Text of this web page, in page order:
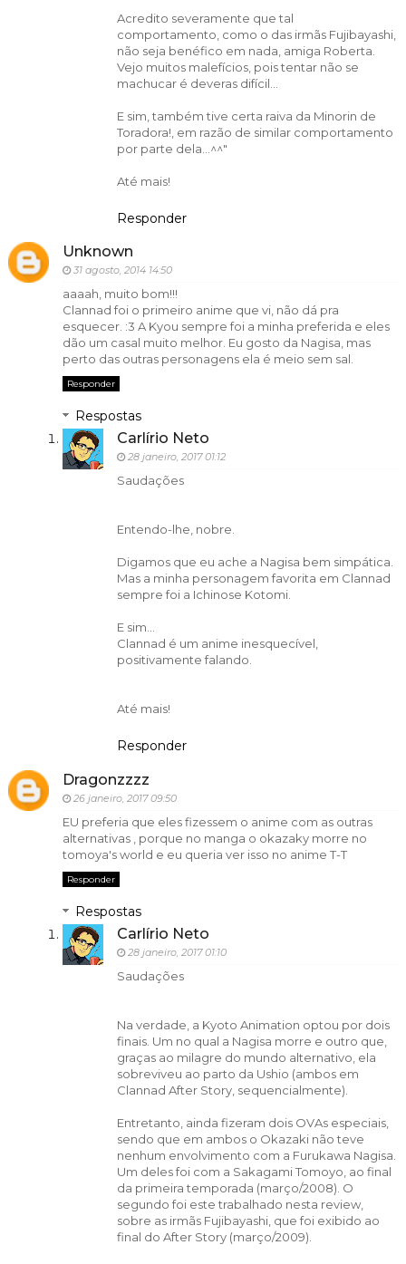
Acredito severamente que tal
comportamento, como o das irmãs Fujibayashi,
não seja benéfico em nada, amiga Roberta.
Vejo muitos malefícios, pois tentar não se
machucar é deveras difícil...
E sim, também tive certa raiva da Minorin de
Toradora!, em razão de similar comportamento
por parte dela...^^"
Até mais!
Responder
Unknown
31 agosto, 2014 14:50
aaaah, muito bom!!!
Clannad foi o primeiro anime que vi, não dá pra
esquecer. :3 A Kyou sempre foi a minha preferida e eles
dão um casal muito melhor. Eu gosto da Nagisa, mas
perto das outras personagens ela é meio sem sal.
Responder
Respostas
Carlírio Neto
28 janeiro, 2017 01:12
Saudações
Entendo-lhe, nobre.
Digamos que eu ache a Nagisa bem simpática.
Mas a minha personagem favorita em Clannad
sempre foi a Ichinose Kotomi.
E sim...
Clannad é um anime inesquecível,
positivamente falando.
Até mais!
Responder
Dragonzzzz
26 janeiro, 2017 09:50
EU preferia que eles fizessem o anime com as outras
alternativas , porque no manga o okazaky morre no
tomoya's world e eu queria ver isso no anime T-T
Responder
Respostas
Carlírio Neto
28 janeiro, 2017 01:10
Saudações
Na verdade, a Kyoto Animation optou por dois
finais. Um no qual a Nagisa morre e outro que,
graças ao milagre do mundo alternativo, ela
sobreviveu ao parto da Ushio (ambos em
Clannad After Story, sequencialmente).
Entretanto, ainda fizeram dois OVAs especiais,
sendo que em ambos o Okazaki não teve
nenhum envolvimento com a Furukawa Nagisa.
Um deles foi com a Sakagami Tomoyo, ao final
da primeira temporada (março/2008). O
segundo foi este trabalhado nesta review,
sobre as irmãs Fujibayashi, que foi exibido ao
final do After Story (março/2009).